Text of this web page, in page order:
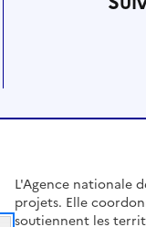
L'Agence nationale
projets. Elle
soutiennent les